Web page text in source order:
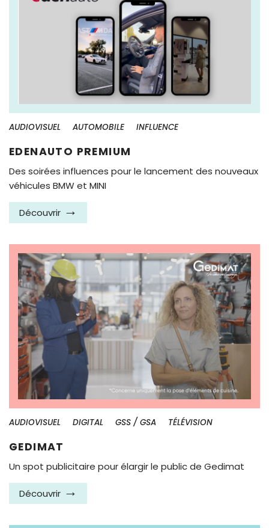
AUDIOVISUEL AUTOMOBILE INFLUENCE
EDENAUTO PREMIUM
Des soirées influences pour le lancement des nouveaux
véhicules BMW et MINI
Découvrir
AUDIOVISUEL DIGITAL GSS / GSA TÉLÉVISION
GEDIMAT
Un spot publicitaire pour élargir le public de Gedimat
Découvrir